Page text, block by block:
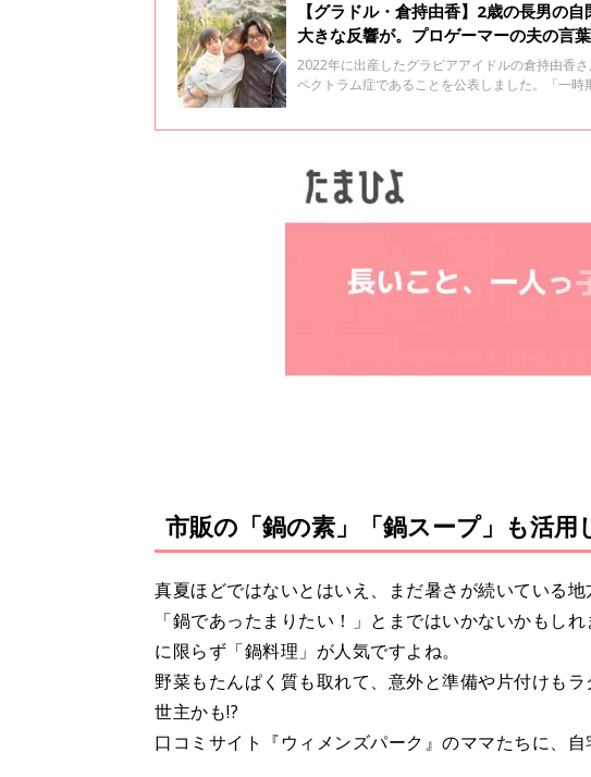
【グラドル・倉持由香】2歳の長男の
大きな反響が。プロゲーマーの夫の言
2022年に出産したグラビアアイドルの倉持由香
ペクトラム症であることを公表しました。「一
市販の「鍋の素」「鍋スープ」も活
真夏ほどではないとはいえ、まだ暑さが続いている地
「鍋であったまりたい！」とまではいかないかもし
に限らず「鍋料理」が人気ですよね。
野菜もたんぱく質も取れて、意外と準備や片付けも
世主かも!?
口コミサイト『ウィメンズパーク』のママたちに、自